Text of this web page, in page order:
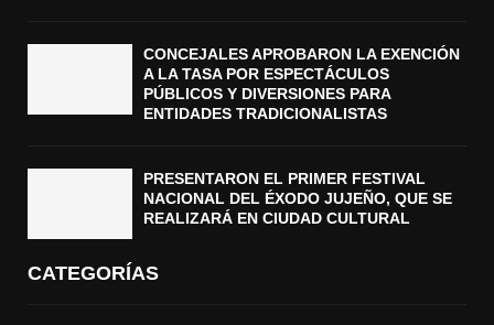
CONCEJALES APROBARON LA EXENCIÓN
A LA TASA POR ESPECTÁCULOS
PÚBLICOS Y DIVERSIONES PARA
ENTIDADES TRADICIONALISTAS
PRESENTARON EL PRIMER FESTIVAL
NACIONAL DEL ÉXODO JUJEÑO, QUE SE
REALIZARÁ EN CIUDAD CULTURAL
CATEGORÍAS